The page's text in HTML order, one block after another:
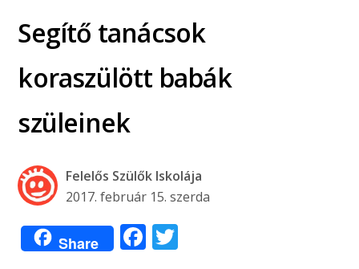
Segítő tanácsok
koraszülött babák
szüleinek
Felelős Szülők Iskolája
2017. február 15. szerda
Share Facebook